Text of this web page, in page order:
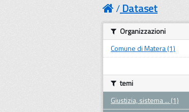
Dataset
Organizzazioni
Comune di Matera (1)
temi
Giustizia, sistema ... (1)